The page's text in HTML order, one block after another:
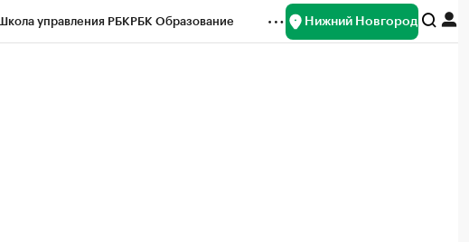
управления РБКРБК Образование Нижний Новгород